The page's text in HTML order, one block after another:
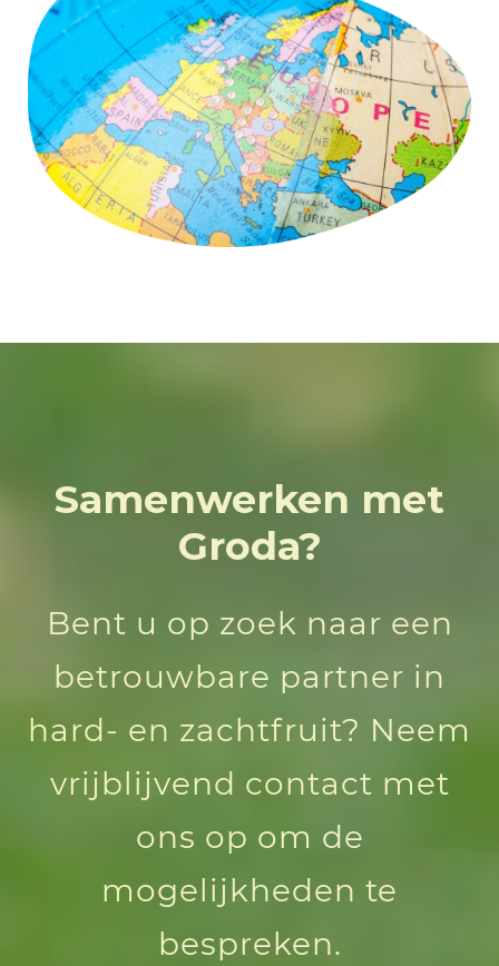
Samenwerken met
Groda?
Bent u op zoek naar een
betrouwbare partner in
hard- en zachtfruit? Neem
vrijblijvend contact met
ons op om de
mogelijkheden te
bespreken.